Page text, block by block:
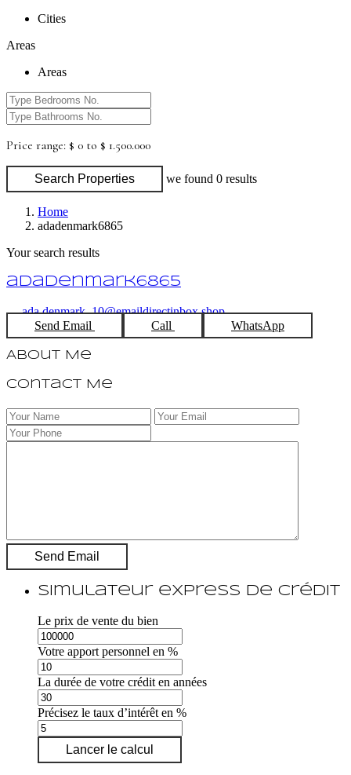
Cities
Areas
Areas
Price range: $ 0 to $ 1.500.000
Search Properties we found 0 results
Home
adadenmark6865
Your search results
adadenmark6865
ada.denmark_10@emaildirectinbox.shop
Send Email
Call WhatsApp
About Me
Contact Me
Simulateur express de crédit
Le prix de vente du bien
Votre apport personnel en %
La durée de votre crédit en années
Précisez le taux d’intérêt en %
Lancer le calcul